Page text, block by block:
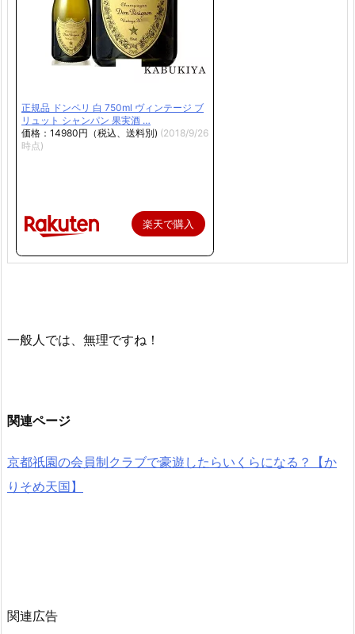
正規品 ドンペリ 白 750ml ヴィンテージ ブ
リュット シャンパン 果実酒 …
価格：14980円（税込、送料別) (2018/9/26
時点)
楽天で購入
一般人では、無理ですね！
関連ページ
京都祇園の会員制クラブで豪遊したらいくらになる？【か
りそめ天国】
関連広告